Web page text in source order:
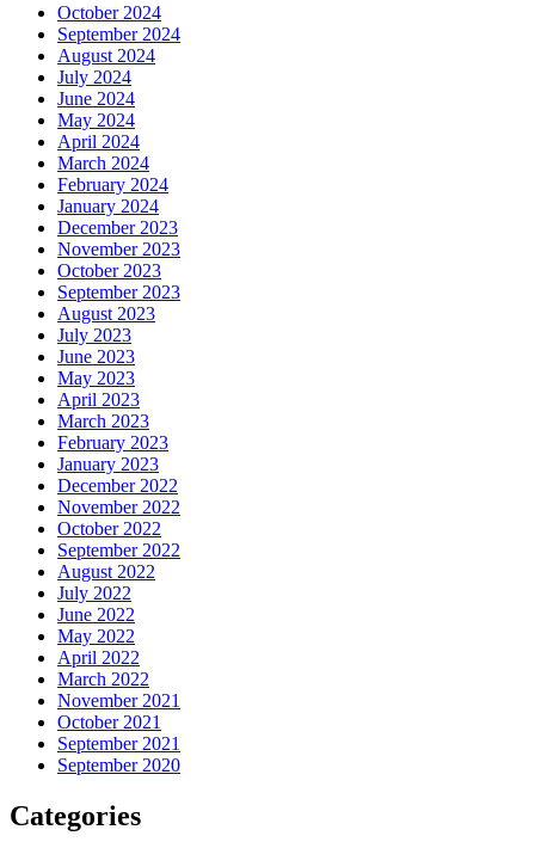
October 2024
September 2024
August 2024
July 2024
June 2024
May 2024
April 2024
March 2024
February 2024
January 2024
December 2023
November 2023
October 2023
September 2023
August 2023
July 2023
June 2023
May 2023
April 2023
March 2023
February 2023
January 2023
December 2022
November 2022
October 2022
September 2022
August 2022
July 2022
June 2022
May 2022
April 2022
March 2022
November 2021
October 2021
September 2021
September 2020
Categories